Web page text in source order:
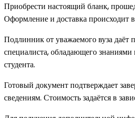
Приобрести настоящий бланк,
Оформление и доставка происходит
Подлинник от уважаемого вуза
специалиста, обладающего знаниями
студента.
Готовый документ подтверждает
сведениям. Стоимость задаётся в